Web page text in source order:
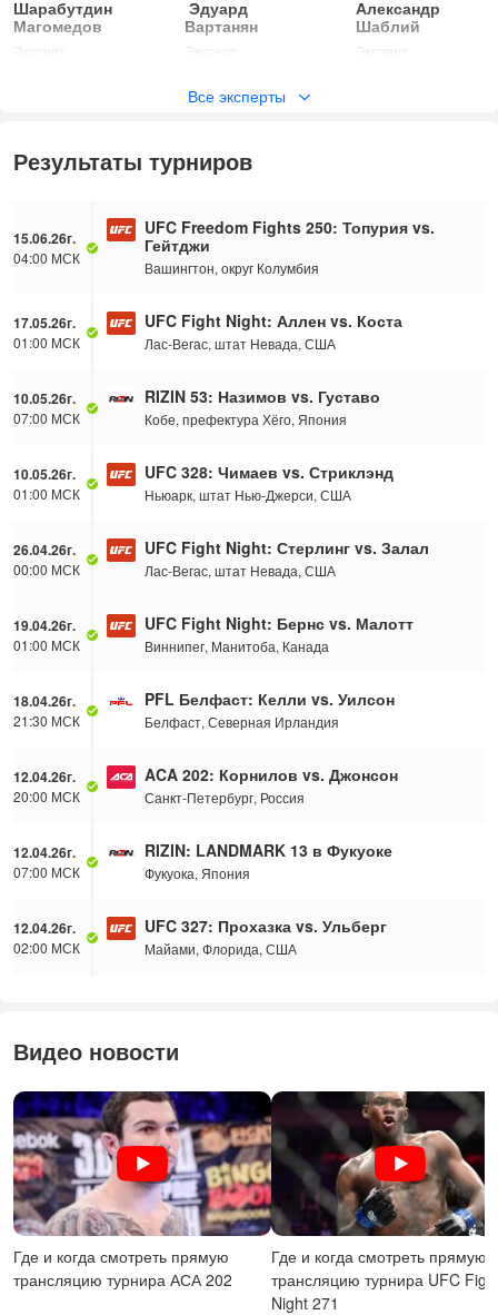
Шарабутдин
Магомедов
Эдуард
Вартанян
Александр
Шаблий
Все эксперты
Результаты турниров
15.06.26г.
04:00 МСК
UFC Freedom Fights 250: Топурия vs.
Гейтджи
Вашингтон, округ Колумбия
17.05.26г.
01:00 МСК
UFC Fight Night: Аллен vs. Коста
Лас-Вегас, штат Невада, США
10.05.26г.
07:00 МСК
RIZIN 53: Назимов vs. Густаво
Кобе, префектура Хёго, Япония
10.05.26г.
01:00 МСК
UFC 328: Чимаев vs. Стриклэнд
Ньюарк, штат Нью-Джерси, США
26.04.26г.
00:00 МСК
UFC Fight Night: Стерлинг vs. Залал
Лас-Вегас, штат Невада, США
19.04.26г.
01:00 МСК
UFC Fight Night: Бернс vs. Малотт
Виннипег, Манитоба, Канада
18.04.26г.
21:30 МСК
PFL Белфаст: Келли vs. Уилсон
Белфаст, Северная Ирландия
12.04.26г.
20:00 МСК
ACA 202: Корнилов vs. Джонсон
Санкт-Петербург, Россия
12.04.26г.
07:00 МСК
RIZIN: LANDMARK 13 в Фукуоке
Фукуока, Япония
12.04.26г.
02:00 МСК
UFC 327: Прохазка vs. Ульберг
Майами, Флорида, США
Видео новости
Где и ког­да смот­реть пря­мую
транс­ля­цию тур­ни­ра АСА 202
Где и ког­да смот­реть пря­мую
транс­ля­цию тур­ни­ра UFC
Night 271